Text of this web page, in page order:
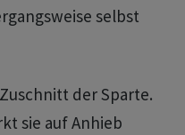
⁠selbst
der ‌Sparte.
sie auf Anhieb